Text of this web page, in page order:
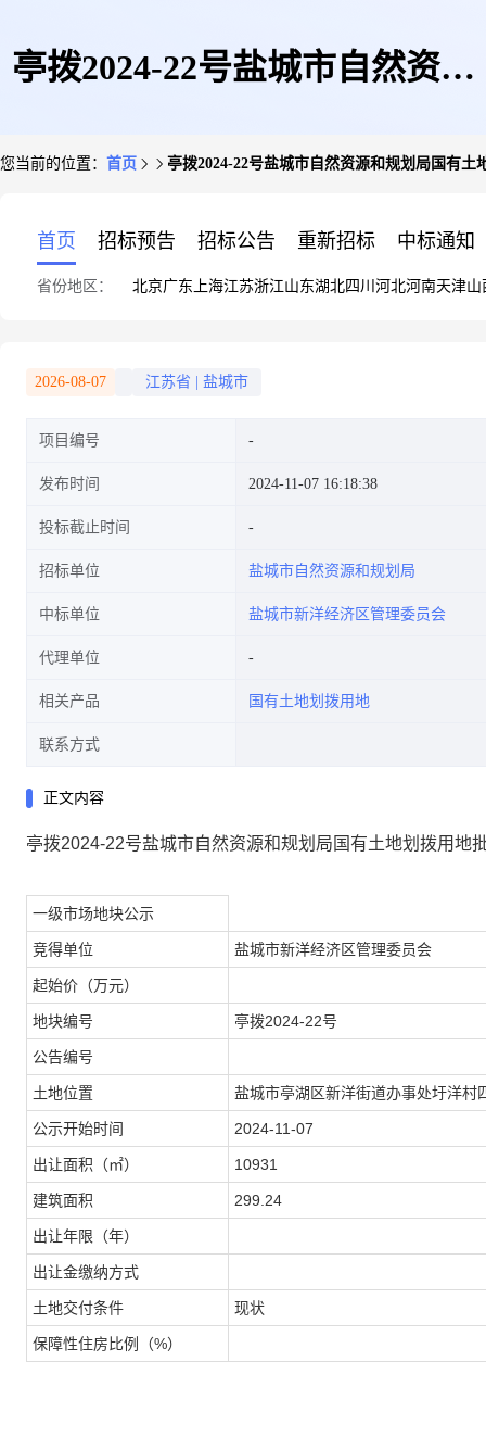
亭拨2024-22号盐城市自然资源
您当前的位置： 首页 亭拨2024-22号盐城市自然资源和规划局国有土
首页 招标预告 招标公告 重新招标 中标通知
省份地区： 北京广东 上海江苏浙江山东湖北四川 河北河南天津山
2026-08-07 江苏省 盐城市
项目编号
发布时间 2024-11-07 16:18:38
投标截止时间
招标单位 盐城市自然资源和规划局
中标单位 盐城市新洋经济区管理委员会
代理单位
相关产品 国有土地划拨用地
联系方式
正文内容
亭拨2024-22号盐城市自然资源和规划局国有土地划拨用地
一级市场地块公示
竞得单位 盐城市新洋经济区管理委员会
起始价（万元）
地块编号 亭拨2024-22号
公告编号
土地位置 盐城市亭湖区新洋街道办事处圩洋村
公示开始时间 2024-11-07
出让面积（㎡） 10931
建筑面积 299.24
出让年限（年）
出让金缴纳方式
土地交付条件 现状
保障性住房比例（%）